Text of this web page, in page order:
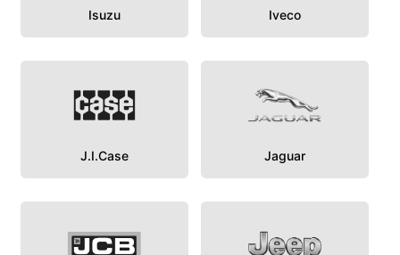
Isuzu Iveco
J.I.Case Jaguar